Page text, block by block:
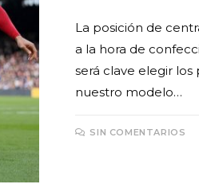
La posición de
a la hora de
será clave elegir
nuestro modelo…
SIN COMENTARIOS